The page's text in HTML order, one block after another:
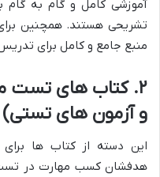
آموزشی کامل و گام به گام
تشریحی هستند. همچنین
منبع جامع و کامل برای
۲. کتاب های تست
و آزمون های تستی)
این دسته از کتاب ها
هدفشان کسب مهارت در تست